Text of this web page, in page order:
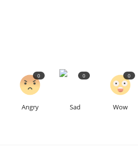
Angry
0
Sad
0
Wow
0